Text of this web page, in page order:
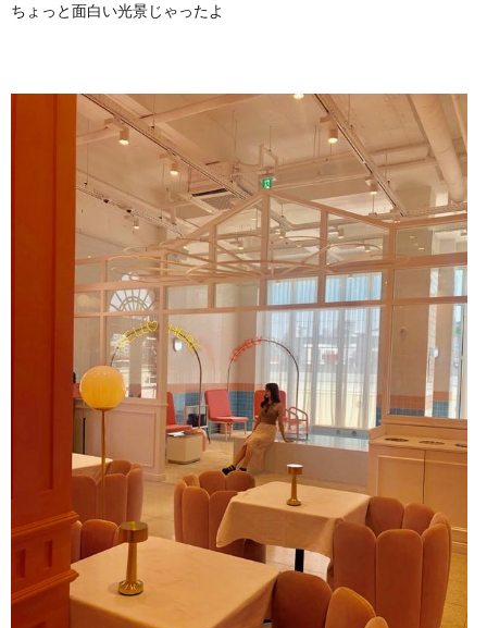
ちょっと面白い光景じゃったよ